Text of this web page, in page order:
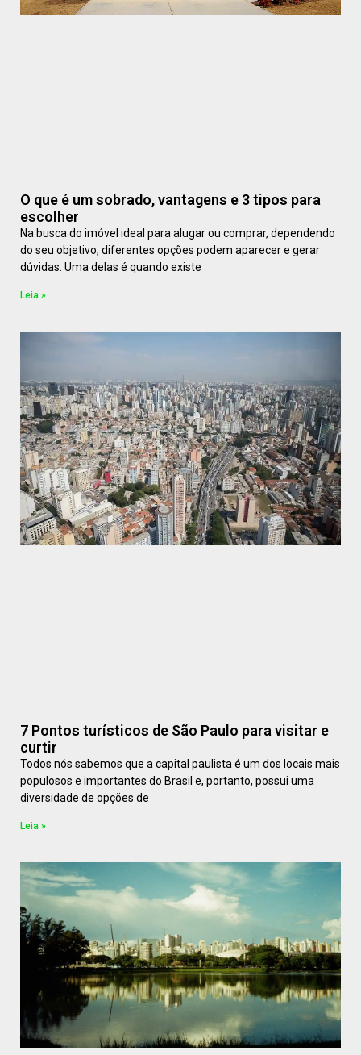
O que é um sobrado, vantagens e 3 tipos para
escolher
Na busca do imóvel ideal para alugar ou comprar, dependendo
do seu objetivo, diferentes opções podem aparecer e gerar
dúvidas. Uma delas é quando existe
Leia »
7 Pontos turísticos de São Paulo para visitar e
curtir
Todos nós sabemos que a capital paulista é um dos locais mais
populosos e importantes do Brasil e, portanto, possui uma
diversidade de opções de
Leia »